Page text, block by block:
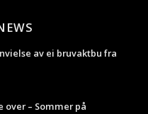
av ei bruvaktbu fra
over – Sommer på